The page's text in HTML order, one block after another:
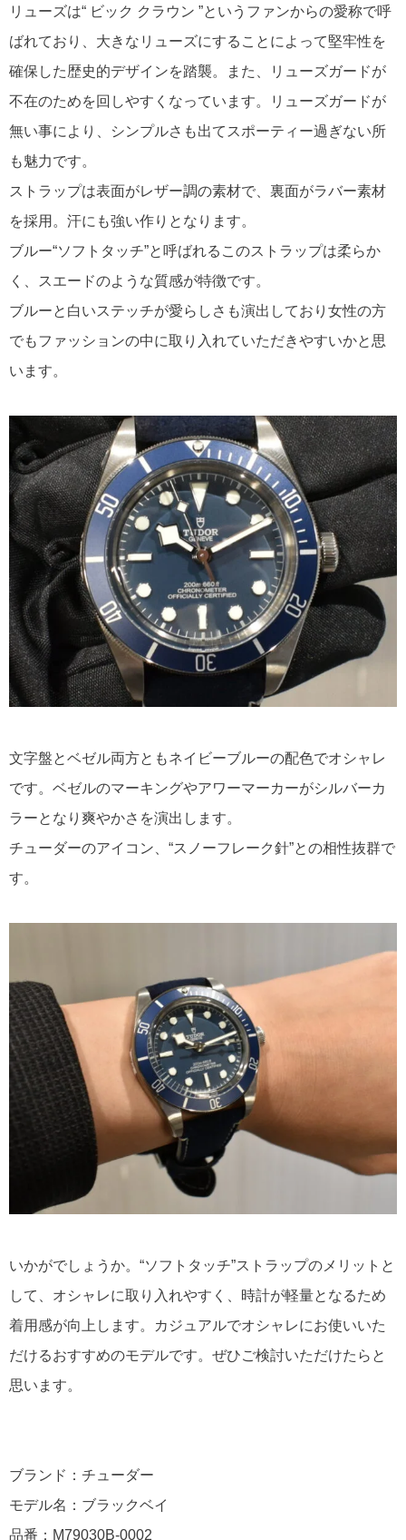
リューズは“ ビック クラウン ”というファンからの愛称で呼
ばれており、大きなリューズにすることによって堅牢性を
確保した歴史的デザインを踏襲。また、リューズガードが
不在のためを回しやすくなっています。リューズガードが
無い事により、シンプルさも出てスポーティー過ぎない所
も魅力です。
ストラップは表面がレザー調の素材で、裏面がラバー素材
を採用。汗にも強い作りとなります。
ブルー“ソフトタッチ”と呼ばれるこのストラップは柔らか
く、スエードのような質感が特徴です。
ブルーと白いステッチが愛らしさも演出しており女性の方
でもファッションの中に取り入れていただきやすいかと思
います。
文字盤とベゼル両方ともネイビーブルーの配色でオシャレ
です。ベゼルのマーキングやアワーマーカーがシルバーカ
ラーとなり爽やかさを演出します。
チューダーのアイコン、“スノーフレーク針”との相性抜群で
す。
いかがでしょうか。“ソフトタッチ”ストラップのメリットと
して、オシャレに取り入れやすく、時計が軽量となるため
着用感が向上します。カジュアルでオシャレにお使いいた
だけるおすすめのモデルです。ぜひご検討いただけたらと
思います。
ブランド：チューダー
モデル名：ブラックベイ
品番：M79030B-0002